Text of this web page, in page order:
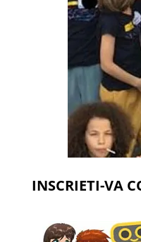
INSCRIETI-VA